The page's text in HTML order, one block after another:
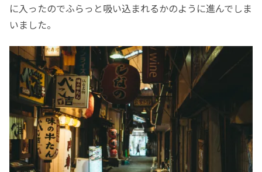
に入ったのでふらっと吸い込まれるかのように進んでしま
いました。